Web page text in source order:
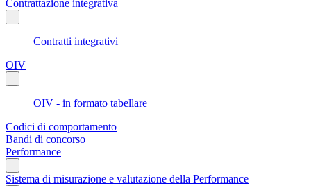
Contrattazione integrativa
Contratti integrativi
OIV
OIV - in formato tabellare
Codici di comportamento
Bandi di concorso
Performance
Sistema di misurazione e valutazione della Performance